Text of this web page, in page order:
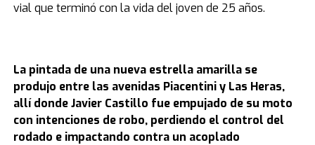
vial que terminó con la vida del joven de 25 años.
La pintada de una nueva estrella amarilla se
produjo entre las avenidas Piacentini y Las Heras,
allí donde Javier Castillo fue empujado de su moto
con intenciones de robo, perdiendo el control del
rodado e impactando contra un acoplado